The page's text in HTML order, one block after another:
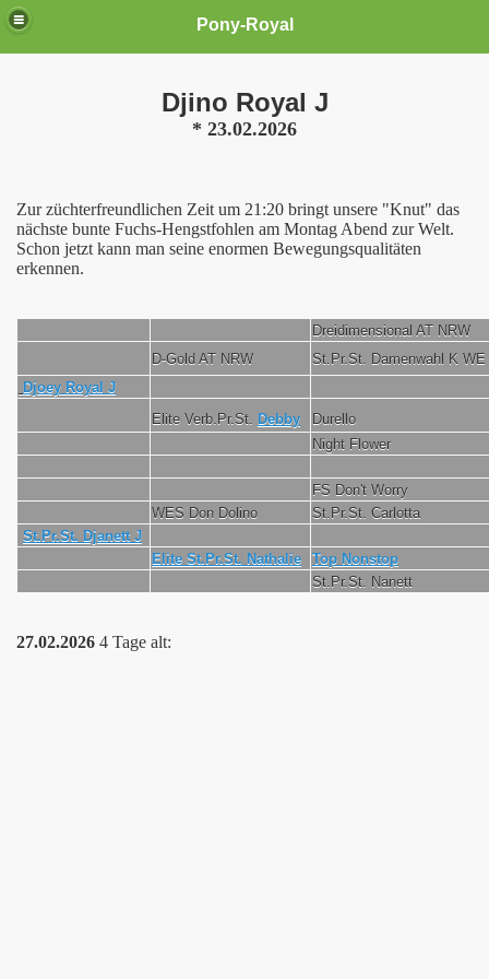
Pony-Royal
Djino Royal J
* 23.02.2026
Zur züchterfreundlichen Zeit um 21:20 bringt unsere "Knut" das
nächste bunte Fuchs-Hengstfohlen am Montag Abend zur Welt.
Schon jetzt kann man seine enormen Bewegungsqualitäten
erkennen.
Dreidimensional AT NRW
D-Gold AT NRW
St.Pr.St. Damenwahl K WE
Djoey Royal J
Elite Verb.Pr.St. Debby
Durello
Night Flower
FS Don't Worry
WES Don Dolino
St.Pr.St. Carlotta
St.Pr.St. Djanett J
Elite St.Pr.St. Nathalie
Top Nonstop
St.Pr.St. Nanett
27.02.2026 4 Tage alt: